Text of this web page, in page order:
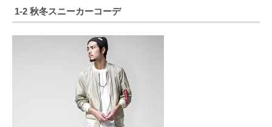
1-2 秋冬スニーカーコーデ